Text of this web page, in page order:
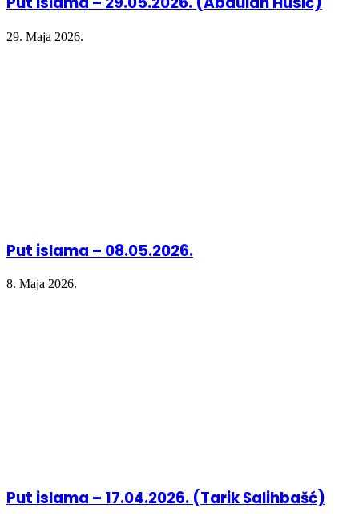
29. Maja 2026.
Put islama – 08.05.2026.
8. Maja 2026.
Put islama – 17.04.2026. (Tarik Salihbašć)